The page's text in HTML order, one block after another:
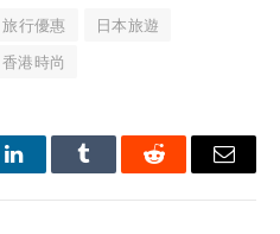
旅行優惠
日本旅遊
香港時尚
LinkedInTumblr Reddit Email